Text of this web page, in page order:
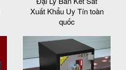
Xuất Khẩu Uy Tín toàn
quốc